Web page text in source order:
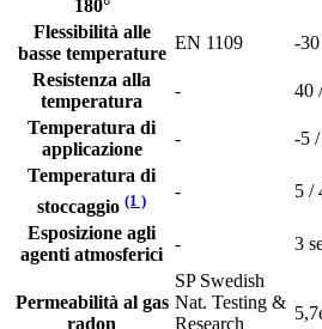
180°
Flessibilità alle
basse temperature
EN 1109 -30
Resistenza alla
temperatura
- 40
Temperatura di
applicazione
- -5 /
Temperatura di
stoccaggio (1 ) - 5 /
Esposizione agli
agenti atmosferici
- 3
Permeabilità al gas
radon
SP Swedish
Nat. Testing &
Research